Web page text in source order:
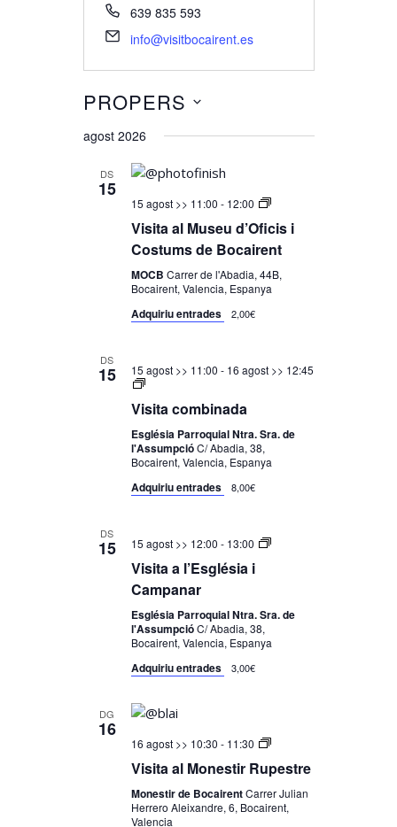
639 835 593
info@visitbocairent.es
PROPERS
una
agost 2026
DS
15
15 agost >> 11:00 - 12:00
Visita
Museu
d’Oficis
i
Costums
de
Visita al Museu d’Oficis i
Costums de Bocairent
MOCB Carrer de l'Abadia, 44B,
Bocairent, Valencia, Espanya
Adquiriu entrades 2,00€
DS
15 15 agost >> 11:00 - 16 agost >> 12:45
Visita
Visita combinada
Església Parroquial Ntra. Sra. de
l'AssumpcióC/ Abadia, 38,
Bocairent, Valencia, Espanya
Adquiriu entrades 8,00€
DS
15 15 agost >> 12:00 - 13:00
Visita
Visita a l’Església i
Campanar
Església Parroquial Ntra. Sra. de
l'AssumpcióC/ Abadia, 38,
Bocairent, Valencia, Espanya
Adquiriu entrades 3,00€
DG
16
16 agost >> 10:30 - 11:30
Visita
Rupestre
Visita al Monestir Rupestre
Monestir de BocairentCarrer Julian
Herrero Aleixandre, 6, Bocairent,
Valencia